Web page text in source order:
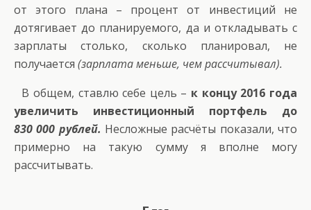
от этого плана – процент от инвестиций не
дотягивает до планируемого, да и откладывать с
зарплаты столько, сколько планировал, не
получается (зарплата меньше, чем рассчитывал).
В общем, ставлю себе цель – к концу 2016 года
увеличить инвестиционный портфель до
830 000 рублей. Несложные расчёты показали, что
примерно на такую сумму я вполне могу
рассчитывать.